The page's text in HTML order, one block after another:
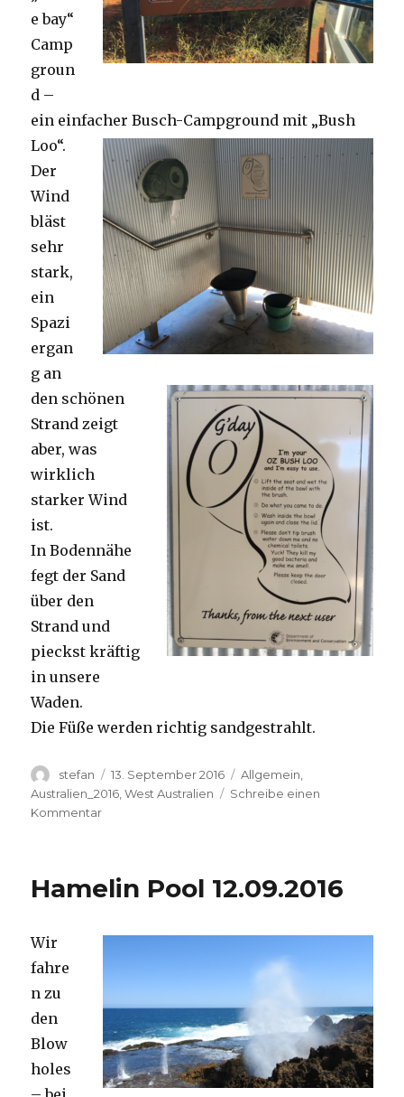
e bay“
Camp
groun
d –
ein einfacher Busch-Campground mit „Bush
Loo“.
Der
Wind
bläst
sehr
stark,
ein
Spazi
ergan
g an
den schönen
Strand zeigt
aber, was
wirklich
starker Wind
ist.
In Bodennähe
fegt der Sand
über den
Strand und
pieckst kräftig
in unsere
Waden.
Die Füße werden richtig sandgestrahlt.
Autor
stefan
Veröffentlicht
am
13. September 2016 Kategorien
Allgemein
Australien_2016 ,West Australien
Schreibe einen
Kommentarzu
Hamelin Pool 12.09.2016
Wir
fahre
n zu
den
Blow
holes